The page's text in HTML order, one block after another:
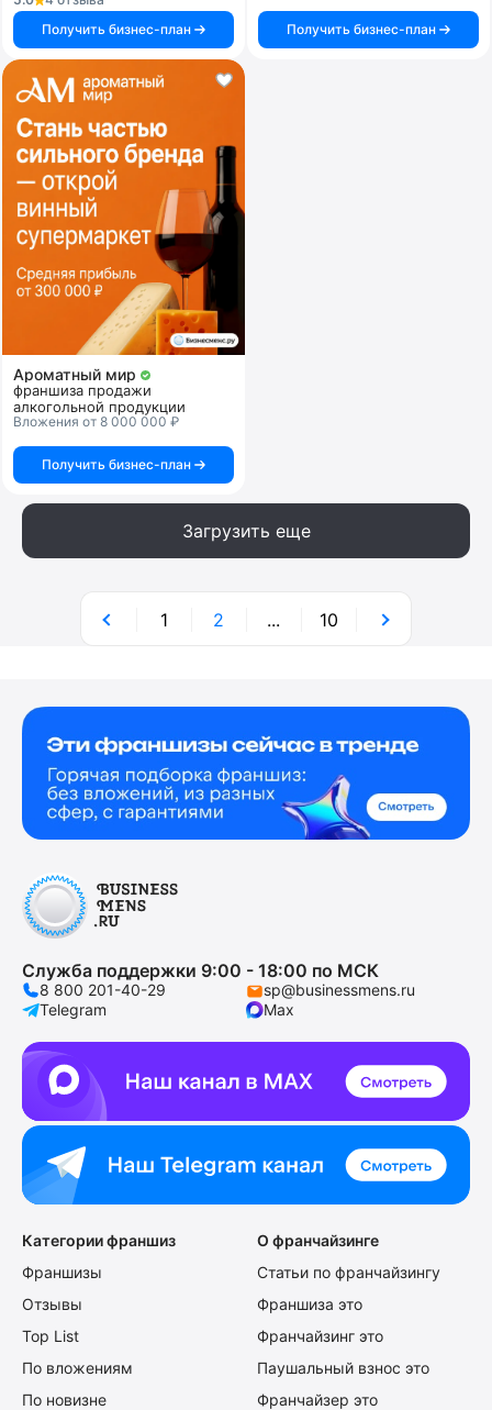
Получить бизнес-план
Получить бизнес-план
Ароматный мир
франшиза продажи
алкогольной продукции
Вложения от 8 000 000 ₽
Получить бизнес-план
Загрузить еще
1 2 ... 10
Служба поддержки 9:00 - 18:00 по МСК
8 800 201-40-29
sp@businessmens.ru
Telegram
Max
Категории франшиз
Франшизы
Отзывы
Top List
По вложениям
По новизне
О франчайзинге
Статьи по франчайзингу
Франшиза это
Франчайзинг это
Паушальный взнос это
Франчайзер это